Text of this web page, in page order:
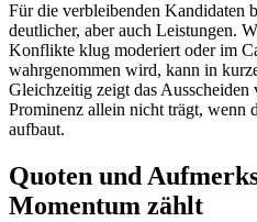
Für die verbleibenden Kandidaten
deutlicher, aber auch Leistungen.
Konflikte klug moderiert oder im
wahrgenommen wird, kann in
Gleichzeitig zeigt das Ausscheiden
Prominenz allein nicht trägt, wenn
aufbaut.
Quoten und
Momentum zählt